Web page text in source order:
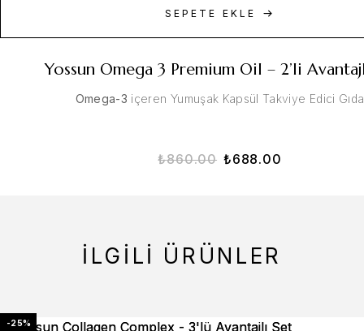
SEPETE EKLE
Yossun Omega 3 Premium Oil – 2’li
Omega-3 içeren Yumuşak Kapsül Takviye Edici Gıda
₺860.00 ₺688.00
İLGILI ÜRÜNLER
-25%